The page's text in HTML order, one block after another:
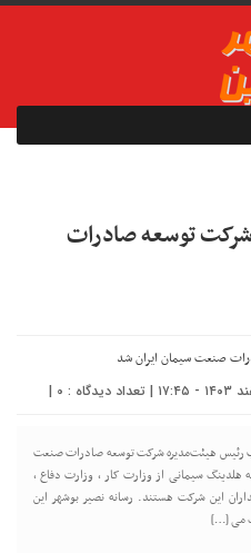
شرکت توسعه صادرات
0
|
رئیس هیئت‌مدیره شرکت توسعه صادرات صنعت
از جمله سه هلدینگ سیمانی از وزارت کار ، وزارت دفاع ،
این شرکت هستند. رسانه نصیر بوشهر این
می […]